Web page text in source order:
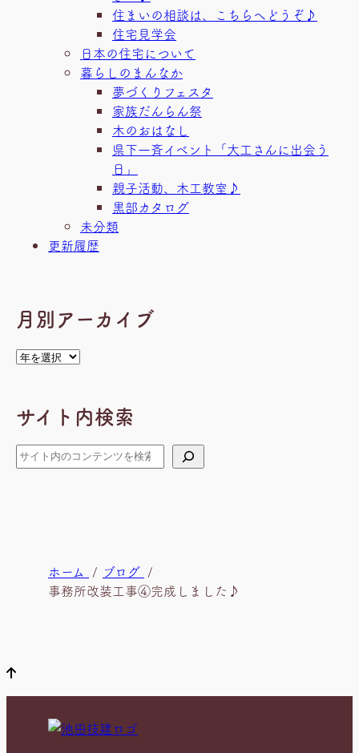
住まいの相談は、こちらへどうぞ♪
住宅見学会
日本の住宅について
暮らしのまんなか
夢づくりフェスタ
家族だんらん祭
木のおはなし
県下一斉イベント「大工さんに出会う
日」
親子活動、木工教室♪
黒部カタログ
未分類
更新履歴
月別アーカイブ
ア
イ
ブ
サイト内検索
検
索
ホーム
ブログ
事務所改装工事④完成しました♪